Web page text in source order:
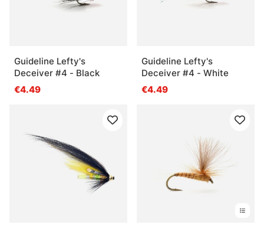
Guideline Lefty's
Deceiver #4 - Black
€4.49
Guideline Lefty's
Deceiver #4 - White
€4.49